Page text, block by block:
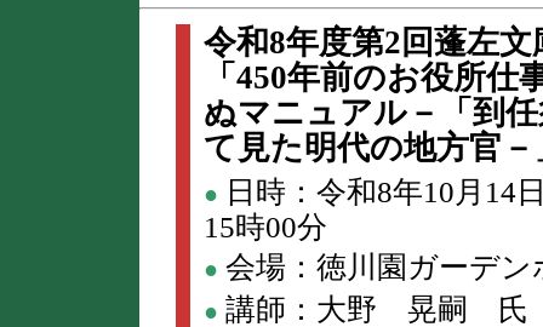
令和8年度第2回蓬左文
「450年前のお役所
ぬマニュアル－「到
て見た明代の地方官－
● 日時：令和8年10月14
15時00分
● 会場：徳川園ガーデン
● 講師：大野 晃嗣 氏